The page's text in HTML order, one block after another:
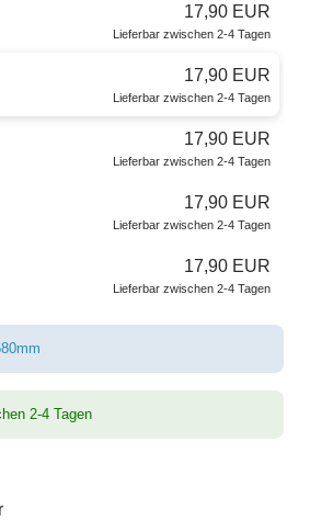
17,90 EUR
Lieferbar zwischen 2-4 Tagen
17,90 EUR
Lieferbar zwischen 2-4 Tagen
17,90 EUR
Lieferbar zwischen 2-4 Tagen
17,90 EUR
Lieferbar zwischen 2-4 Tagen
17,90 EUR
Lieferbar zwischen 2-4 Tagen
2-4 Tagen